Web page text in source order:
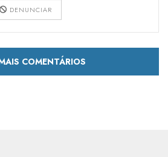
DENUNCIAR
COMENTÁRIOS